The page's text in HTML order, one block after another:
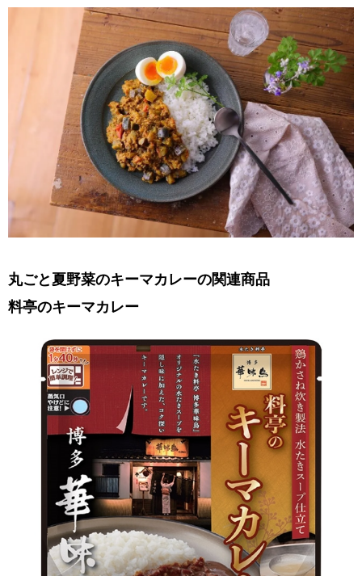
丸ごと夏野菜のキーマカレーの関連商品
料亭のキーマカレー